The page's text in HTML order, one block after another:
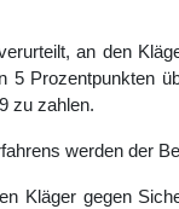
an den
5 Prozentpunkten
zu zahlen.
werden der
Kläger gegen